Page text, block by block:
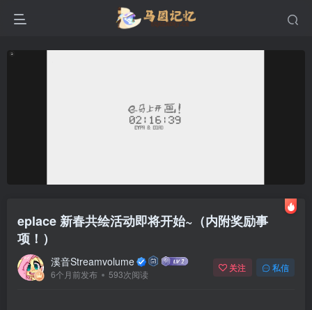
eplace 新春共绘活动即将开始~（内附奖励事
项！）
溪音Streamvolume
6个月前发布 593次阅读
关注 私信